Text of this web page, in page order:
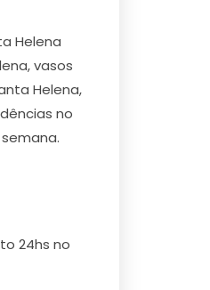
Helena
vasos
Helena,
no
24hs no